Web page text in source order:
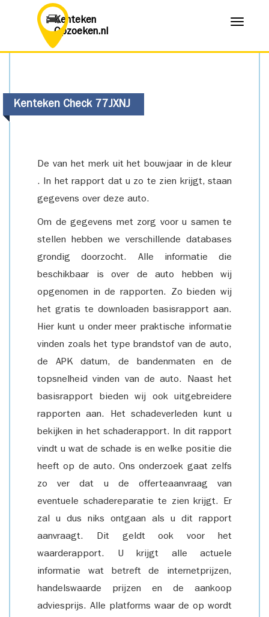
Kenteken
Opzoeken.nl
Menu
Kenteken Check 77JXNJ
De van het merk uit het bouwjaar in de kleur
. In het rapport dat u zo te zien krijgt, staan
gegevens over deze auto.
Om de gegevens met zorg voor u samen te
stellen hebben we verschillende databases
grondig doorzocht. Alle informatie die
beschikbaar is over de auto hebben wij
opgenomen in de rapporten. Zo bieden wij
het gratis te downloaden basisrapport aan.
Hier kunt u onder meer praktische informatie
vinden zoals het type brandstof van de auto,
de APK datum, de bandenmaten en de
topsnelheid vinden van de auto. Naast het
basisrapport bieden wij ook uitgebreidere
rapporten aan. Het schadeverleden kunt u
bekijken in het schaderapport. In dit rapport
vindt u wat de schade is en welke positie die
heeft op de auto. Ons onderzoek gaat zelfs
zo ver dat u de offerteaanvraag van
eventuele schadereparatie te zien krijgt. Er
zal u dus niks ontgaan als u dit rapport
aanvraagt. Dit geldt ook voor het
waarderapport. U krijgt alle actuele
informatie wat betreft de internetprijzen,
handelswaarde prijzen en de aankoop
adviesprijs. Alle platforms waar de op wordt